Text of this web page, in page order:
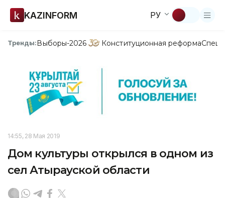
KAZINFORM РУ
Тренды:Выборы-2026 Конституционная реформа
14:55, 28 Мая 2019
Дом культуры открылся в одном из
сел Атырауской области